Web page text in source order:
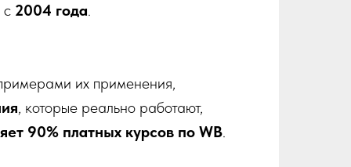
2004 года.
их применения,
, которые реально работают,
90% платных курсов по WB.